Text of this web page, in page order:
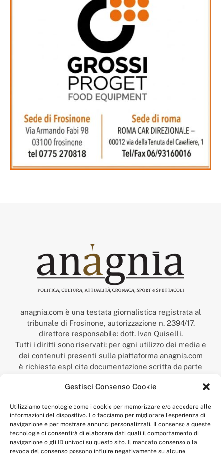
Gestisci Consenso Cookie
Utilizziamo tecnologie come i cookie per memorizzare e/o accedere alle
informazioni del dispositivo. Lo facciamo per migliorare l'esperienza di
navigazione e per mostrare annunci personalizzati. Il consenso a queste
tecnologie ci consentirà di elaborare dati quali il comportamento di
navigazione o gli ID univoci su questo sito. Il mancato consenso o la
revoca del consenso possono influire negativamente su alcune
anagnia.com è una testata giornalistica registrata al
tribunale di Frosinone, autorizzazione n. 2394/17.
direttore responsabile: dott. Ivan Quiselli.
Tutti i diritti sono riservati: per ogni utilizzo dei media e
dei contenuti presenti sulla piattaforma anagnia.com
è richiesta esplicita documentazione scritta da parte
“Anagnia” è un marchio registrato presso l’Ufficio Italiano
Economico,
num. registrazione: 302017000014044 del 9 febbraio 2017.
Per contatti:redazione@anagnia.com